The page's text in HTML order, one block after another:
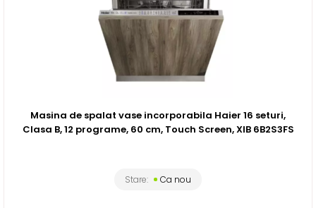
Masina de spalat vase incorporabila Haier 16 seturi,
Clasa B, 12 programe, 60 cm, Touch Screen, XIB 6B2S3FS
Stare: Ca nou